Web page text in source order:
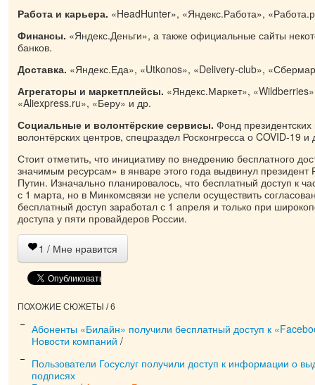
Работа и карьера. «HeadHunter», «Яндекс.Работа»,
Финансы. «Яндекс.Деньги», а также официальные сайты
банков.
Доставка. «Яндекс.Еда», «Utkonos», «Delivery-club»,
Агрегаторы и маркетплейсы. «Яндекс.Маркет»,
«Aliexpress.ru», «Беру» и др.
Социальные и волонтёрские сервисы. Фонд
волонтёрских центров, спецраздел Росконгресса о COVID-19 и
Стоит отметить, что инициативу по внедрению бесплатного
значимым ресурсам» в январе этого года выдвинул
Путин. Изначально планировалось, что бесплатный доступ к
с 1 марта, но в Минкомсвязи не успели осуществить
бесплатный доступ заработал с 1 апреля и только при
доступа у пяти провайдеров России.
1 / Мне нравится
ПОХОЖИЕ СЮЖЕТЫ / 6
Абоненты «Билайн» получили бесплатный доступ к
Новости компаний /
Пользователи Госуслуг получили доступ к информации о
подписях